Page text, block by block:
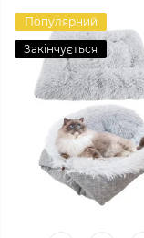
Популярний
Закінчується